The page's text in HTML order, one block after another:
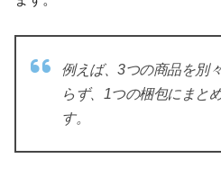
例えば、3つの商品を別
らず、1つの梱包にまと
す。